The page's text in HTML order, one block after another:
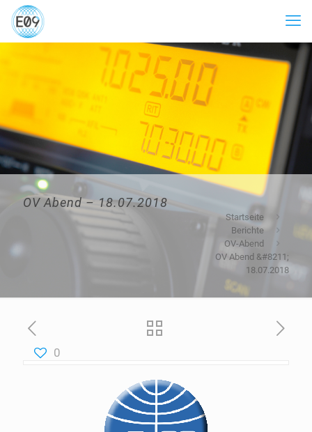
OV Abend – 18.07.2018
Startseite
Berichte
OV-Abend
OV Abend &#8211;
18.07.2018
0